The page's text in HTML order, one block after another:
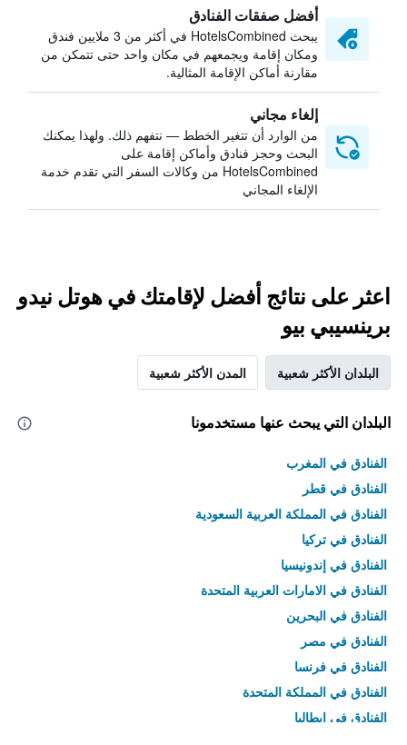
أفضل صفقات الفنادق
يبحث HotelsCombined في أكثر من 3 ملايين فندق
ومكان إقامة ويجمعهم في مكان واحد حتى تتمكن من
مقارنة أماكن الإقامة المثالية.
إلغاء مجاني
من الوارد أن تتغير الخطط — نتفهم ذلك. ولهذا يمكنك
البحث وحجز فنادق وأماكن إقامة على
HotelsCombined من وكالات السفر التي تقدم خدمة
الإلغاء المجاني
اعثر على نتائج أفضل لإقامتك في هوتل نيدو
برينسيبي بيو
البلدان الأكثر شعبية المدن الأكثر شعبية
البلدان التي يبحث عنها مستخدمونا
الفنادق في المغرب
الفنادق في قطر
الفنادق في المملكة العربية السعودية
الفنادق في تركيا
الفنادق في إندونيسيا
الفنادق في الامارات العربية المتحدة
الفنادق في البحرين
الفنادق في مصر
الفنادق في فرنسا
الفنادق في المملكة المتحدة
الفنادق في إيطاليا